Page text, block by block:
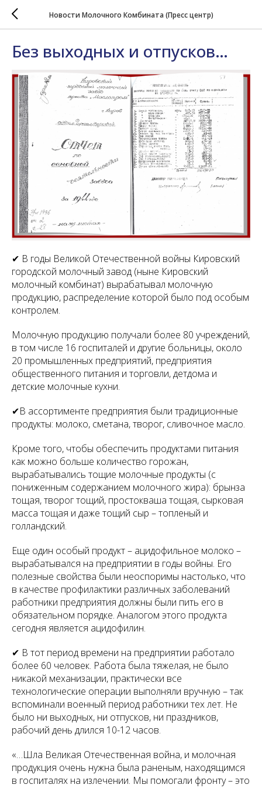
Новости Молочного Комбината (Пресс центр)
Без выходных и отпусков…
✔ В годы Великой Отечественной войны Кировский
городской молочный завод (ныне Кировский
молочный комбинат) вырабатывал молочную
продукцию, распределение которой было под особым
контролем.
Молочную продукцию получали более 80 учреждений,
в том числе 16 госпиталей и другие больницы, около
20 промышленных предприятий, предприятия
общественного питания и торговли, детдома и
детские молочные кухни.
✔В ассортименте предприятия были традиционные
продукты: молоко, сметана, творог, сливочное масло.
Кроме того, чтобы обеспечить продуктами питания
как можно больше количество горожан,
вырабатывались тощие молочные продукты (с
пониженным содержанием молочного жира): брынза
тощая, творог тощий, простокваша тощая, сырковая
масса тощая и даже тощий сыр – топленый и
голландский.
Еще один особый продукт – ацидофильное молоко –
вырабатывался на предприятии в годы войны. Его
полезные свойства были неоспоримы настолько, что
в качестве профилактики различных заболеваний
работники предприятия должны были пить его в
обязательном порядке. Аналогом этого продукта
сегодня является ацидофилин.
✔ В тот период времени на предприятии работало
более 60 человек. Работа была тяжелая, не было
никакой механизации, практически все
технологические операции выполняли вручную – так
вспоминали военный период работники тех лет. Не
было ни выходных, ни отпусков, ни праздников,
рабочий день длился 10-12 часов.
«…Шла Великая Отечественная война, и молочная
продукция очень нужна была раненым, находящимся
в госпиталях на излечении. Мы помогали фронту – это